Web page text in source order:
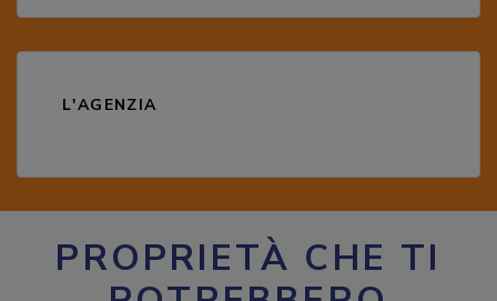
L'AGENZIA
PROPRIETÀ CHE TI